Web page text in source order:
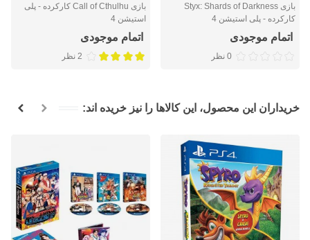
بازی Styx: Shards of Darkness
کارکرده - پلی استیشن 4
اتمام موجودی
0 نظر
بازی Call of Cthulhu کارکرده - پلی
استیشن 4
اتمام موجودی
2 نظر
خریداران این محصول، این کالاها را نیز خریده اند: